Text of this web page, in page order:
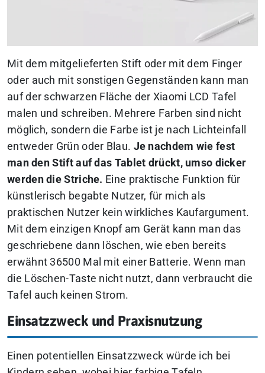
Mit dem mitgelieferten Stift oder mit dem Finger
oder auch mit sonstigen Gegenständen kann man
auf der schwarzen Fläche der Xiaomi LCD Tafel
malen und schreiben. Mehrere Farben sind nicht
möglich, sondern die Farbe ist je nach Lichteinfall
entweder Grün oder Blau. Je nachdem wie fest
man den Stift auf das Tablet drückt, umso dicker
werden die Striche. Eine praktische Funktion für
künstlerisch begabte Nutzer, für mich als
praktischen Nutzer kein wirkliches Kaufargument.
Mit dem einzigen Knopf am Gerät kann man das
geschriebene dann löschen, wie eben bereits
erwähnt 36500 Mal mit einer Batterie. Wenn man
die Löschen-Taste nicht nutzt, dann verbraucht die
Tafel auch keinen Strom.
Einsatzzweck und Praxisnutzung
Einen potentiellen Einsatzzweck würde ich bei